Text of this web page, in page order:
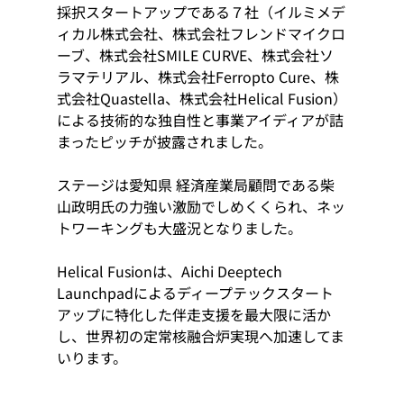
採択スタートアップである７社（イルミメデ
ィカル株式会社、株式会社フレンドマイクロ
ーブ、株式会社SMILE CURVE、株式会社ソ
ラマテリアル、株式会社Ferropto Cure、株
式会社Quastella、株式会社Helical Fusion）
による技術的な独自性と事業アイディアが詰
まったピッチが披露されました。
ステージは愛知県 経済産業局顧問である柴
山政明氏の力強い激励でしめくくられ、ネッ
トワーキングも大盛況となりました。
Helical Fusionは、Aichi Deeptech
Launchpadによるディープテックスタート
アップに特化した伴走支援を最大限に活か
し、世界初の定常核融合炉実現へ加速してま
いります。